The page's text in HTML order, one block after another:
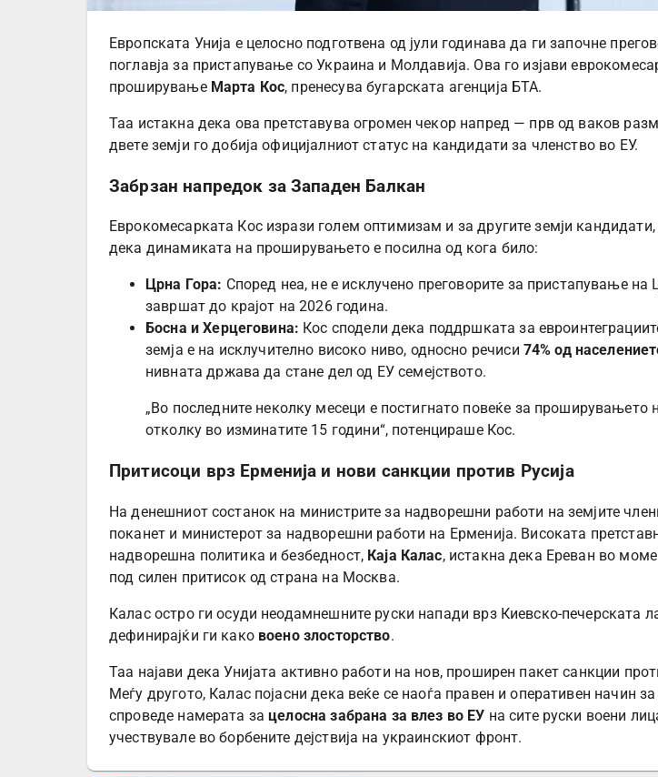
Европската Унија е целосно подготвена од јули годинава да ги започне
поглавја за пристапување со Украина и Молдавија. Ова го изјави
проширување Марта Кос, пренесува бугарската агенција БТА.
Таа истакна дека ова претставува огромен чекор напред — прв од ваков
двете земји го добија официјалниот статус на кандидати за членство во ЕУ.
Забрзан напредок за Западен Балкан
Еврокомесарката Кос изрази голем оптимизам и за другите земји кандидати,
дека динамиката на проширувањето е посилна од кога било:
Црна Гора: Според неа, не е исклучено преговорите за пристапување на
завршат до крајот на 2026 година.
Босна и Херцеговина: Кос сподели дека поддршката за
земја е на исклучително високо ниво, односно речиси 74% од
нивната држава да стане дел од ЕУ семејството.
„Во последните неколку месеци е постигнато повеќе за проширувањето
отколку во изминатите 15 години“, потенцираше Кос.
Притисоци врз Ерменија и нови санкции против Русија
На денешниот состанок на министрите за надворешни работи на земјите
поканет и министерот за надворешни работи на Ерменија. Високата
надворешна политика и безбедност, Каја Калас, истакна дека Ереван во
под силен притисок од страна на Москва.
Калас остро ги осуди неодамнешните руски напади врз Киевско-печерската
дефинирајќи ги како воено злосторство.
Таа најави дека Унијата активно работи на нов, проширен пакет санкции
Меѓу другото, Калас појасни дека веќе се наоѓа правен и оперативен начин
спроведе намерата зацелосна забрана за влез во ЕУ на сите руски воени
учествувале во борбените дејствија на украинскиот фронт.